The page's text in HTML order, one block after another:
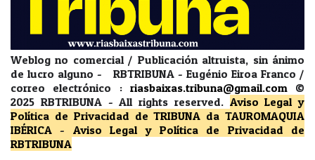
Weblog no comercial / Publicación altruista, sin ánimo
de lucro alguno - RBTRIBUNA - Eugénio Eiroa Franco /
correo electrónico : riasbaixas.tribuna@gmail.com
©
2025 RBTRIBUNA -All rights reserved. Aviso Legal y
Política de Privacidad de TRIBUNA da TAUROMAQUIA
IBÉRICA - Aviso Legal y Política de Privacidad
de
RBTRIBUNA